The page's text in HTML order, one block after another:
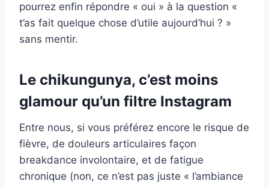
pourrez enfin répondre « oui » à la question «
t’as fait quelque chose d’utile aujourd’hui ? »
sans mentir.
Le chikungunya, c’est moins
glamour qu’un filtre Instagram
Entre nous, si vous préférez encore le risque de
fièvre, de douleurs articulaires façon
breakdance involontaire, et de fatigue
chronique (non, ce n’est pas juste « l’ambiance